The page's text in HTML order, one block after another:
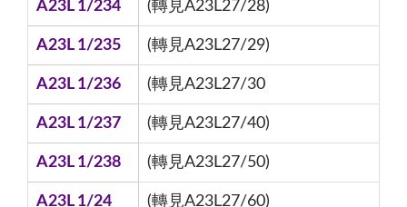
A23L 1/234 (轉見A23L27/28)
A23L 1/235 (轉見A23L27/29)
A23L 1/236 (轉見A23L27/30
A23L 1/237 (轉見A23L27/40)
A23L 1/238 (轉見A23L27/50)
A23L 1/24 (轉見A23L27/60)